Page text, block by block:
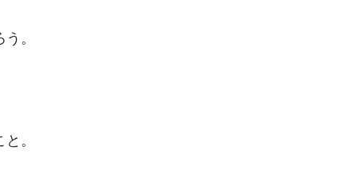
。
。